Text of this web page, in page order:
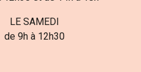
LE SAMEDI
de 9h à 12h30